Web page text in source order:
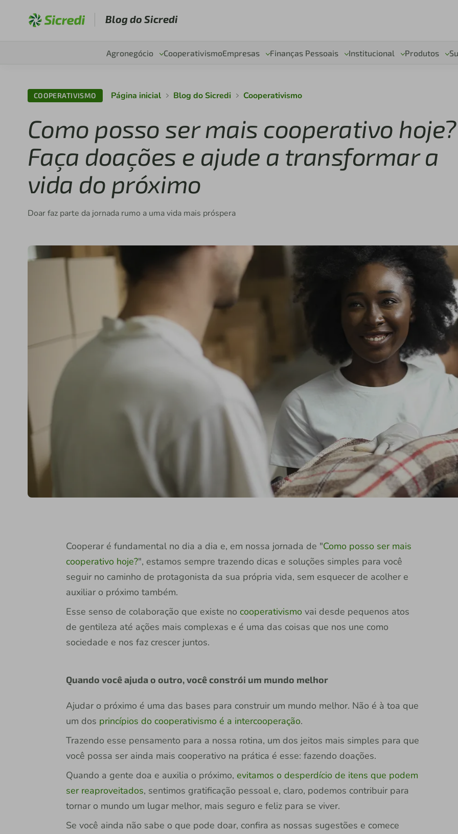
Blog do Sicredi
Agronegócio CooperativismoEmpresas Finanças Pessoais Institucional Produtos
COOPERATIVISMO Página inicial Blog do Sicredi Cooperativismo
Como posso ser mais cooperativo hoje?
Faça doações e ajude a transformar a
vida do próximo
Doar faz parte da jornada rumo a uma vida mais próspera
Cooperar é fundamental no dia a dia e, em nossa jornada de "Como posso ser mais
cooperativo hoje?", estamos sempre trazendo dicas e soluções simples para você
seguir no caminho de protagonista da sua própria vida, sem esquecer de acolher e
auxiliar o próximo também.
Esse senso de colaboração que existe no cooperativismo vai desde pequenos atos
de gentileza até ações mais complexas e é uma das coisas que nos une como
sociedade e nos faz crescer juntos.
Quando você ajuda o outro, você constrói um mundo melhor
Ajudar o próximo é uma das bases para construir um mundo melhor. Não é à toa que
um dos princípios do cooperativismo é a intercooperação.
Trazendo esse pensamento para a nossa rotina, um dos jeitos mais simples para que
você possa ser ainda mais cooperativo na prática é esse: fazendo doações.
Quando a gente doa e auxilia o próximo, evitamos o desperdício de itens que podem
ser reaproveitados, sentimos gratificação pessoal e, claro, podemos contribuir para
tornar o mundo um lugar melhor, mais seguro e feliz para se viver.
Se você ainda não sabe o que pode doar, confira as nossas sugestões e comece